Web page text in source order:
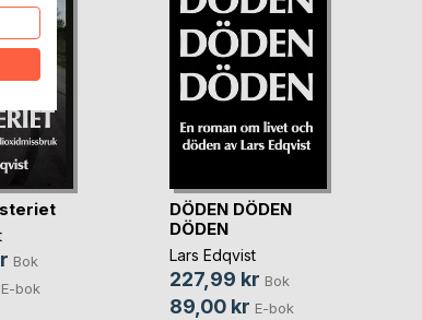
Bok
E-bok
DÖDEN DÖDEN
DÖDEN
Lars Edqvist
227,99 kr Bok
89,00 kr E-bok